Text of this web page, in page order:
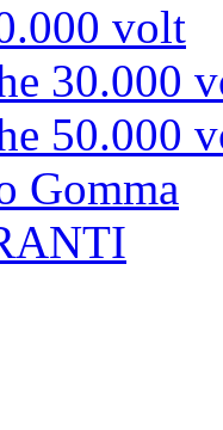
volt
30.000
50.000
Gomma